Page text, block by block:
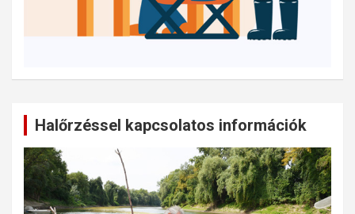
Halőrzéssel kapcsolatos információk